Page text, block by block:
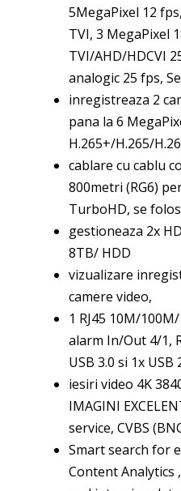
5MegaPixel 12
TVI, 3 MegaPixel
TVI/AHD/HDCVI
analogic 25 fps,
inregistreaza 2
pana la 6
H.265+/H.265/
cablare cu cablu
800metri (RG6)
TurboHD, se
gestioneaza 2x
8TB/ HDD
vizualizare
camere video,
1 RJ45 10M/
alarm In/Out 4/1,
USB 3.0 si 1x USB
iesiri video 4K
IMAGINI
service, CVBS
Smart search for
Content Analytics